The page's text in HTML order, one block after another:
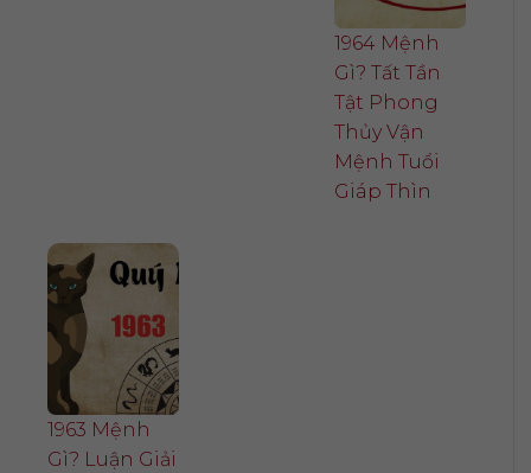
1964 Mệnh
Gì? Tất Tần
Tật Phong
Thủy Vận
Mệnh Tuổi
Giáp Thìn
1963 Mệnh
Gì? Luận Giải